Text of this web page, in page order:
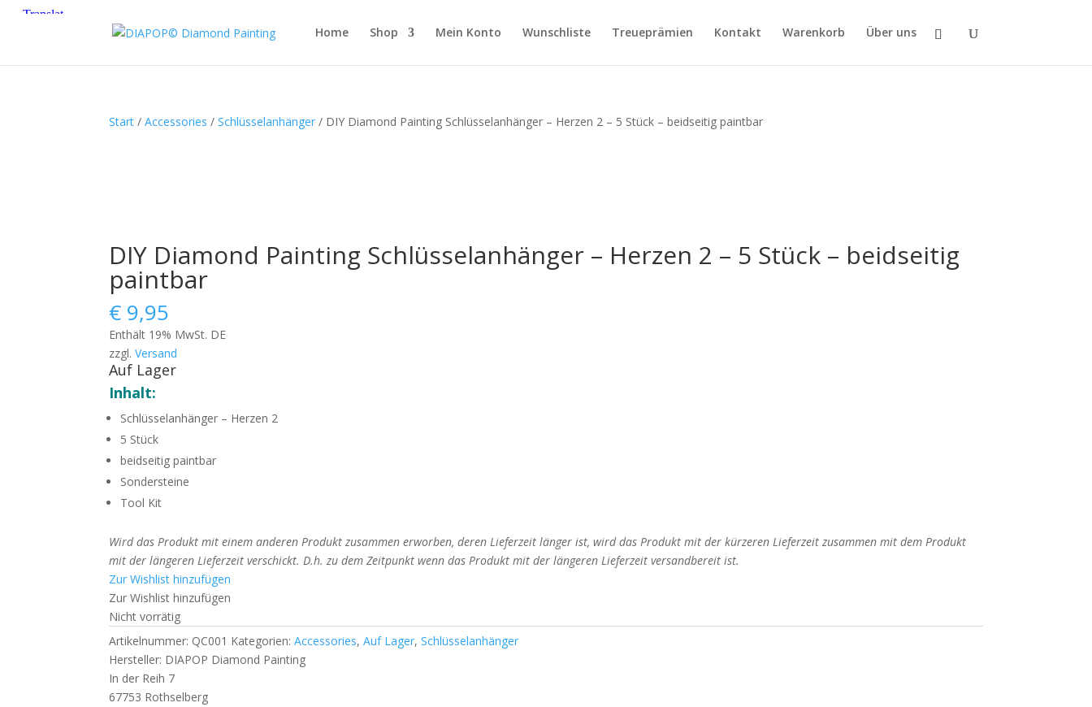
Home Shop Mein Konto Wunschliste Treueprämien Kontakt Warenkorb Über uns
Start /Accessories /Schlüsselanhänger / DIY Diamond Painting Schlüsselanhänger – Herzen 2 – 5 Stück – beidseitig paintbar
DIY Diamond Painting Schlüsselanhänger – Herzen 2 – 5 Stück – beidseitig
paintbar
€ 9,95
Enthält 19% MwSt. DE
zzgl.Versand
Auf Lager
Inhalt:
Schlüsselanhänger – Herzen 2
5 Stück
beidseitig paintbar
Sondersteine
Tool Kit
Wird das Produkt mit einem anderen Produkt zusammen erworben, deren Lieferzeit länger ist, wird das Produkt mit der kürzeren Lieferzeit zusammen mit dem Produkt
mit der längeren Lieferzeit verschickt. D.h. zu dem Zeitpunkt wenn das Produkt mit der längeren Lieferzeit versandbereit ist.
Zur Wishlist hinzufügen
Zur Wishlist hinzufügen
Nicht vorrätig
Artikelnummer: QC001 Kategorien:Accessories,Auf Lager,Schlüsselanhänger
Hersteller: DIAPOP Diamond Painting
In der Reih 7
67753 Rothselberg